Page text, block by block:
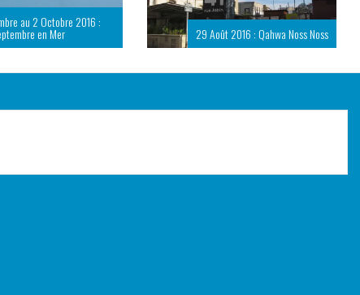
au 2 Octobre 2016 :
en Mer 29 Août 2016 : Qahwa Noss Noss